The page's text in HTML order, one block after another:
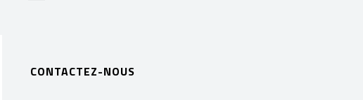
CONTACTEZ-NOUS